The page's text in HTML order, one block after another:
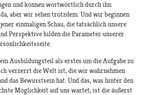
und können wortwörtlich durch ihn
aber wir sehen trotzdem. Und wir beginnen
einmaligen Schau, die tatsächlich unsere
Perspektive bilden die Parameter unserer
Ausbildungsteil als erstes um die Aufgabe zu
verzerrt die Welt ist, die wir wahrnehmen
das Bewusstsein hat. Und das, was hinter den
Möglichkeit auf uns wartet, ist die äußerst